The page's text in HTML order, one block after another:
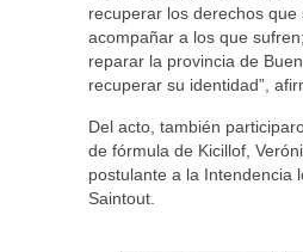
recuperar los derechos que
acompañar a los que
reparar la provincia de
recuperar su identidad”,
Del acto, también
de fórmula de Kicillof,
postulante a la Intendencia
Saintout.